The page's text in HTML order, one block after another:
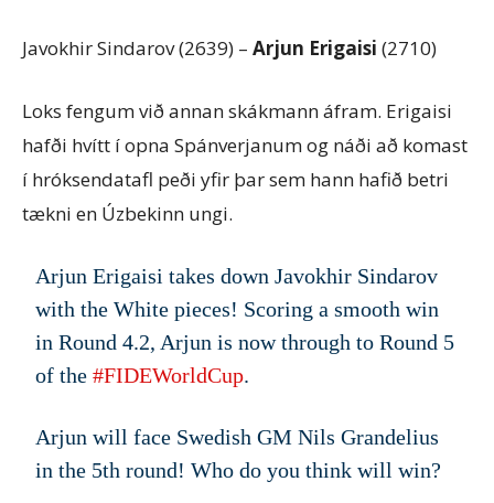
Javokhir Sindarov (2639) – Arjun Erigaisi (2710)
Loks fengum við annan skákmann áfram. Erigaisi
hafði hvítt í opna Spánverjanum og náði að komast
í hróksendatafl peði yfir þar sem hann hafið betri
tækni en Úzbekinn ungi.
Arjun Erigaisi takes down Javokhir Sindarov
with the White pieces! Scoring a smooth win
in Round 4.2, Arjun is now through to Round 5
of the#FIDEWorldCup.
Arjun will face Swedish GM Nils Grandelius
in the 5th round! Who do you think will win?